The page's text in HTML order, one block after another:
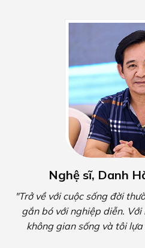
Nghệ sĩ, Danh
"Trở về với cuộc sống đời
gắn bó với nghiệp diễn.
không gian sống và tôi